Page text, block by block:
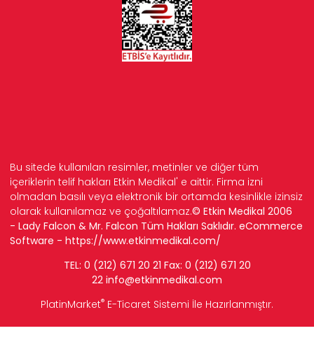
Bu sitede kullanılan resimler, metinler ve diğer tüm
içeriklerin telif hakları Etkin Medikal' e aittir. Firma izni
olmadan basılı veya elektronik bir ortamda kesinlikle izinsiz
olarak kullanılamaz ve çoğaltılamaz.© Etkin Medikal 2006
- Lady Falcon & Mr. Falcon Tüm Hakları Saklıdır. eCommerce
Software - https://www.etkinmedikal.com/
TEL: 0 (212) 671 20 21 Fax: 0 (212) 671 20
22 info@etkinmedikal.com
PlatinMarket® E-Ticaret Sistemi İle Hazırlanmıştır.